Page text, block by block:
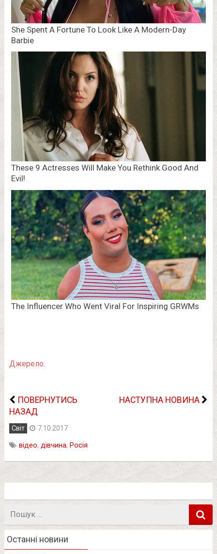
Джерело.
ПОВЕРНУТИСЬ
НАЗАД
НАСТУПНА НОВИНА
Світ 7.10.2017
відео, дівчина, Росія
Пошук
Останні новини